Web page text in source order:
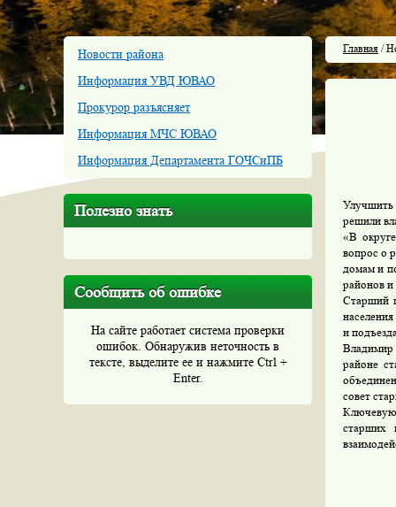
Новости района
Информация УВД ЮВАО
Прокурор разъясняет
Информация МЧС ЮВАО
Информация Департамента ГОЧСиПБ
Полезно знать
Сообщить об ошибке
На сайте работает система проверки
ошибок. Обнаружив неточность в
тексте, выделите ее и нажмите Ctrl +
Enter.
Главная /
Улучшить
решили
«В
вопрос о
домам и
районов и
Старший
и
Владимир
районе
совет
старших